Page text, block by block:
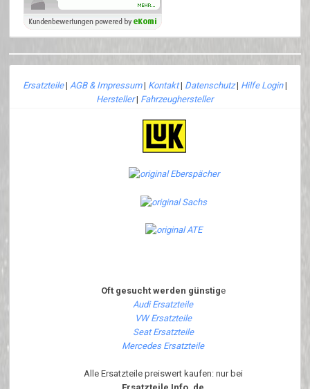
Ersatzteile| AGB & Impressum| Kontakt| Datenschutz| Hilfe Login|
Hersteller| Fahrzeughersteller
Oft gesucht werden günstige
Audi Ersatzteile
VW Ersatzteile
Seat Ersatzteile
Mercedes Ersatzteile
Alle Ersatzteile preiswert kaufen: nur bei